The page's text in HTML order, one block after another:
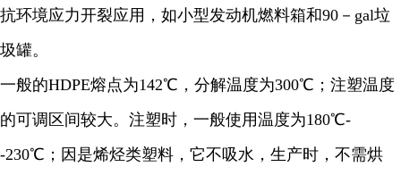
抗环境应力开裂应用，如小型发动机燃料箱和90－gal垃
圾罐。
一般的HDPE熔点为142℃，分解温度为300℃；注塑温度
的可调区间较大。注塑时，一般使用温度为180℃-
-230℃；因是烯烃类塑料，它不吸水，生产时，不需烘